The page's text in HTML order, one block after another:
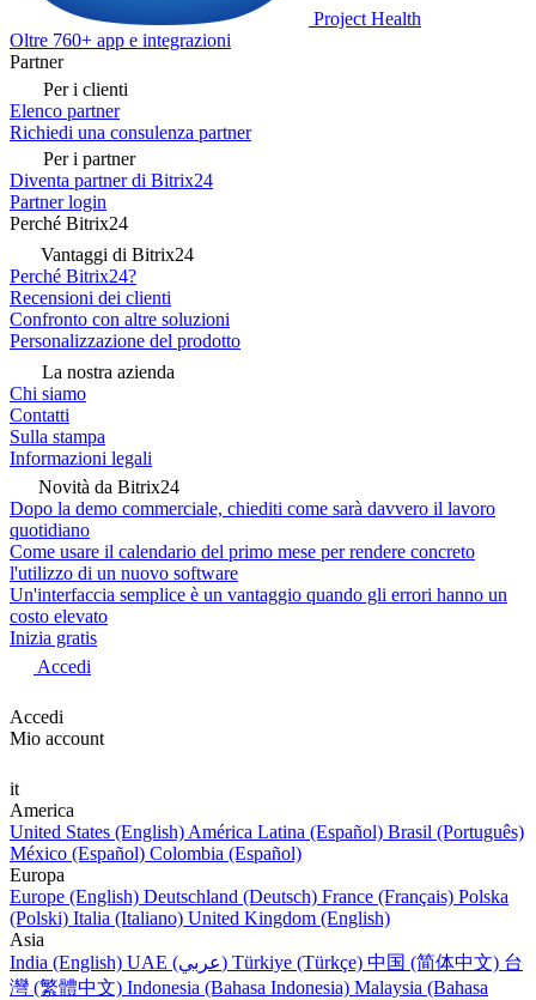
Project Health
Oltre 760+ app e integrazioni
Partner
Per i clienti
Elenco partner
Richiedi una consulenza partner
Per i partner
Diventa partner di Bitrix24
Partner login
Perché Bitrix24
Vantaggi di Bitrix24
Perché Bitrix24?
Recensioni dei clienti
Confronto con altre soluzioni
Personalizzazione del prodotto
La nostra azienda
Chi siamo
Contatti
Sulla stampa
Informazioni legali
Novità da Bitrix24
Dopo la demo commerciale, chiediti come sarà davvero il lavoro
quotidiano
Come usare il calendario del primo mese per rendere concreto
l'utilizzo di un nuovo software
Un'interfaccia semplice è un vantaggio quando gli errori hanno un
costo elevato
Inizia gratis
Accedi
Accedi
Mio account
it
America
United States (English) América Latina (Español) Brasil (Português)
México (Español) Colombia (Español)
Europa
Europe (English) Deutschland (Deutsch) France (Français) Polska
(Polski) Italia (Italiano) United Kingdom (English)
Asia
India (English)
UAE (عربي) Türkiye (Türkçe) 中国 (简体中文) 台
灣 (繁體中文) Indonesia (Bahasa Indonesia) Malaysia (Bahasa